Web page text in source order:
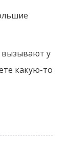
вызывают у
какую-то